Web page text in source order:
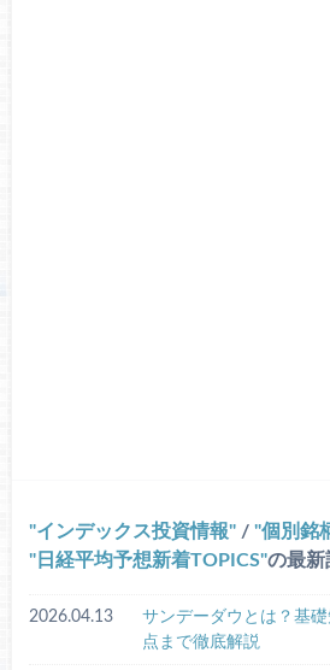
インデックス投資情報 / 個別銘
日経平均予想新着TOPICS の最新
2026.04.13
サンデーダウとは？基
点まで徹底解説